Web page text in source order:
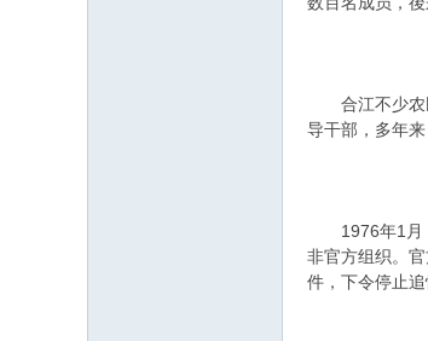
合江不少农民
导干部，多年
1976年1月，
非官方组织。
件，下令停止